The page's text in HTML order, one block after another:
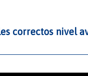
correctos nivel